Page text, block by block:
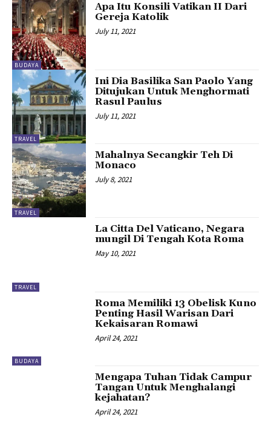
BUDAYA
Apa Itu Konsili Vatikan II Dari
Gereja Katolik
July 11, 2021
TRAVEL
Ini Dia Basilika San Paolo Yang
Ditujukan Untuk Menghormati
Rasul Paulus
July 11, 2021
TRAVEL
Mahalnya Secangkir Teh Di
Monaco
July 8, 2021
TRAVEL
La Citta Del Vaticano, Negara
mungil Di Tengah Kota Roma
May 10, 2021
BUDAYA
Roma Memiliki 13 Obelisk Kuno
Penting Hasil Warisan Dari
Kekaisaran Romawi
April 24, 2021
Mengapa Tuhan Tidak Campur
Tangan Untuk Menghalangi
kejahatan?
April 24, 2021